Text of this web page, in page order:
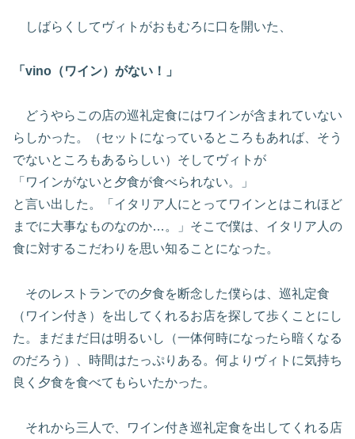
しばらくしてヴィトがおもむろに口を開いた、
「vino（ワイン）がない！」
どうやらこの店の巡礼定食にはワインが含まれていない
らしかった。（セットになっているところもあれば、そう
でないところもあるらしい）そしてヴィトが
「ワインがないと夕食が食べられない。」
と言い出した。「イタリア人にとってワインとはこれほど
までに大事なものなのか…。」そこで僕は、イタリア人の
食に対するこだわりを思い知ることになった。
そのレストランでの夕食を断念した僕らは、巡礼定食
（ワイン付き）を出してくれるお店を探して歩くことにし
た。まだまだ日は明るいし（一体何時になったら暗くなる
のだろう）、時間はたっぷりある。何よりヴィトに気持ち
良く夕食を食べてもらいたかった。
それから三人で、ワイン付き巡礼定食を出してくれる店